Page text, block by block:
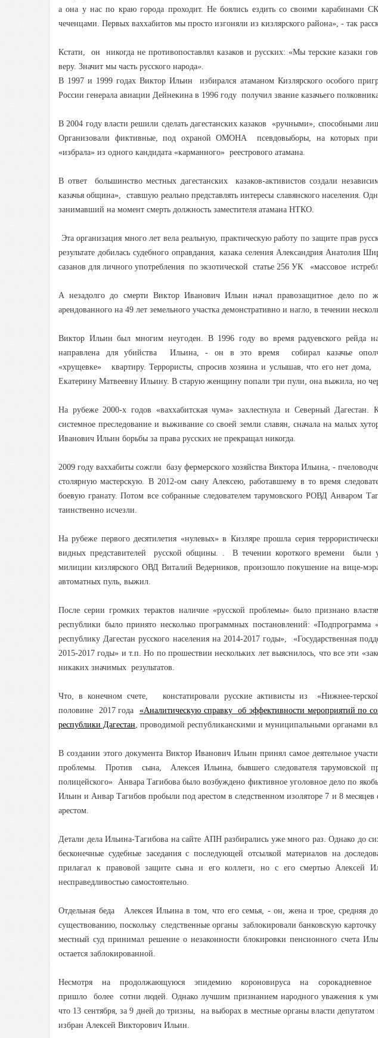
а она у нас по краю города проходит. Не боялись ездить со своими карабинами
чеченцами. Первых ваххабитов мы просто изгоняли из кизлярского района», - так
Кстати, он никогда не противопоставлял казаков и русских: «Мы терские казаки
веру. Значит мы часть русского народа».
В 1997 и 1999 годах Виктор Ильин избирался атаманом Кизлярского особого
России генерала авиации Дейнекина в 1996 году получил звание казачьего
В 2004 году власти решили сделать дагестанских казаков «ручными», способными
Организовали фиктивные, под охраной ОМОНА псевдовыборы, на которых
«избрала» из одного кандидата «карманного» реестрового атамана.
В ответ большинство местных дагестанских казаков-активистов создали
казачья община», ставшую реально представлять интересы славянского
занимавший на момент смерть должность заместителя атамана НТКО.
Эта организация много лет вела реальную, практическую работу по защите прав
результате добилась судебного оправдания, казака селения Александрия
сазанов для личного употребления по экзотической статье 256 УК «массовое
А незадолго до смерти Виктор Иванович Ильин начал правозащитное дело по
арендованного на 49 лет земельного участка демонстративно и нагло, в течении
Виктор Ильин был многим неугоден. В 1996 году во время радуевского рейда
направлена для убийства Ильина, - он в это время собирал казачье
«хрущевке» квартиру. Террористы, спросив хозяина и услышав, что его нет дома,
Екатерину Матвеевну Ильину. В старую женщину попали три пули, она выжила, но
На рубеже 2000-х годов «ваххабитская чума» захлестнула и Северный
системное преследование и выживание со своей земли славян, сначала на малых
Иванович Ильин борьбы за права русских не прекращал никогда.
2009 году ваххабиты сожгли базу фермерского хозяйства Виктора Ильина, -
столярную мастерскую. В 2012-ом сыну Алексею, работавшему в то время
боевую гранату. Потом все собранные следователем тарумовского РОВД Анваром
таинственно исчезли.
На рубеже первого десятилетия «нулевых» в Кизляре прошла серия
видных представителей русской общины. . В течении короткого времени были
милиции кизлярского ОВД Виталий Ведерников, произошло покушение на вице-
автоматных пуль, выжил.
После серии громких терактов наличие «русской проблемы» было признано
республики было принято несколько программных постановлений:
республику Дагестан русского населения на 2014-2017 годы», «Государственная
2015-2017 годы» и т.п. Но по прошествии нескольких лет выяснилось, что все эти
никаких значимых результатов.
Что, в конечном счете, констатировали русские активисты из «Нижнее-
половине 2017 года «Аналитическую справку об эффективности мероприятий по
республики Дагестан, проводимой республиканскими и муниципальными органами
В создании этого документа Виктор Иванович Ильин принял самое деятельное
проблемы. Против сына, Алексея Ильина, бывшего следователя тарумовской
полицейского» Анвара Тагибова было возбуждено фиктивное уголовное дело по
Ильин и Анвар Тагибов пробыли под арестом в следственном изоляторе 7 и 8
арестом.
Детали дела Ильина-Тагибова на сайте АПН разбирались уже много раз. Однако до
бесконечные судебные заседания с последующей отсылкой материалов на
прилагал к правовой защите сына и его коллеги, но с его смертью Алексей
несправедливостью самостоятельно.
Отдельная беда Алексея Ильина в том, что его семья, - он, жена и трое, средняя
существованию, поскольку следственные органы заблокировали банковскую
местный суд принимал решение о незаконности блокировки пенсионного счета
остается заблокированной.
Несмотря на продолжающуюся эпидемию короновируса на
пришло более сотни людей. Однако лучшим признанием народного уважения к
что 13 сентября, за 9 дней до тризны, на выборах в местные органы власти
избран Алексей Викторович Ильин.